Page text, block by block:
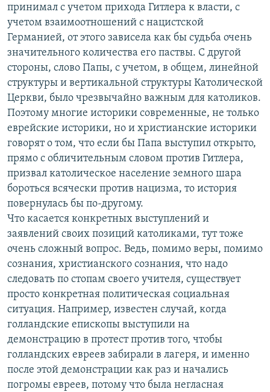
принимал с учетом прихода Гитлера к власти, с
учетом взаимоотношений с нацистской
Германией, от этого зависела как бы судьба очень
значительного количества его паствы. С другой
стороны, слово Папы, с учетом, в общем, линейной
структуры и вертикальной структуры Католической
Церкви, было чрезвычайно важным для католиков.
Поэтому многие историки современные, не только
еврейские историки, но и христианские историки
говорят о том, что если бы Папа выступил открыто,
прямо с обличительным словом против Гитлера,
призвал католическое население земного шара
бороться всячески против нацизма, то история
повернулась бы по-другому.
Что касается конкретных выступлений и
заявлений своих позиций католиками, тут тоже
очень сложный вопрос. Ведь, помимо веры, помимо
сознания, христианского сознания, что надо
следовать по стопам своего учителя, существует
просто конкретная политическая социальная
ситуация. Например, известен случай, когда
голландские епископы выступили на
демонстрацию в протест против того, чтобы
голландских евреев забирали в лагеря, и именно
после этой демонстрации как раз и начались
погромы евреев, потому что была негласная